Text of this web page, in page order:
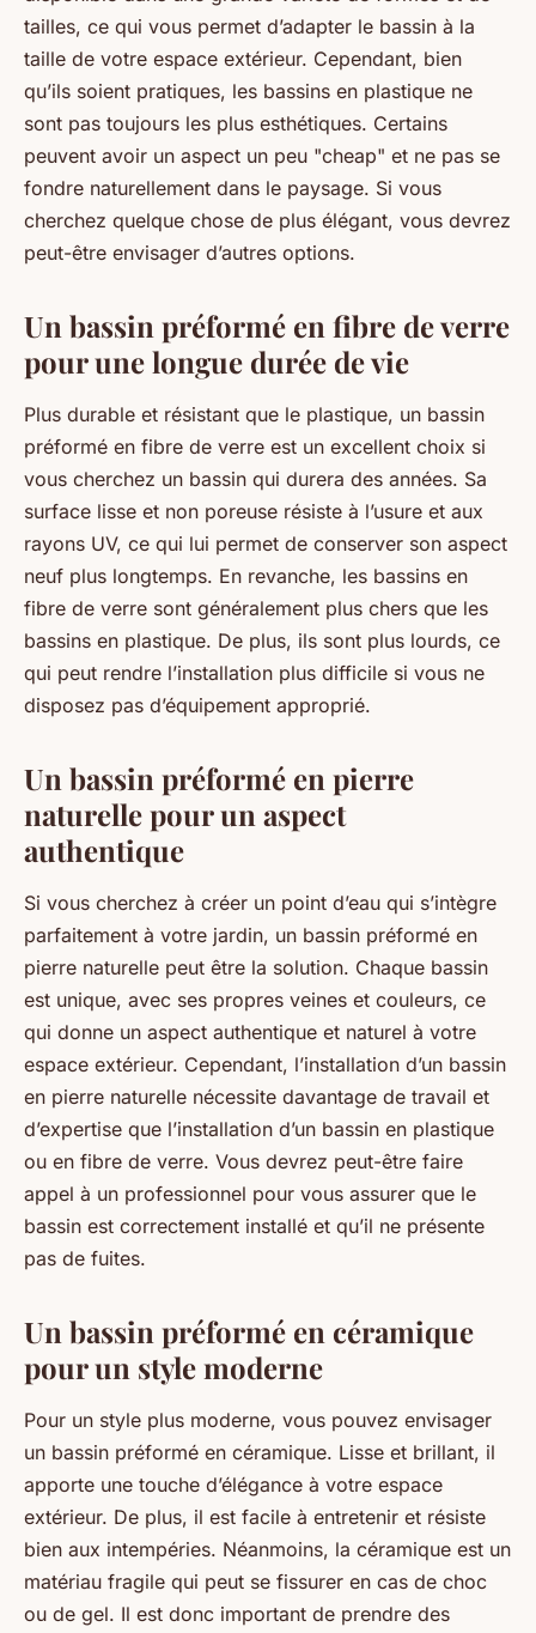
tailles, ce qui vous permet d’adapter le bassin à la
taille de votre espace extérieur. Cependant, bien
qu’ils soient pratiques, les bassins en plastique ne
sont pas toujours les plus esthétiques. Certains
peuvent avoir un aspect un peu "cheap" et ne pas se
fondre naturellement dans le paysage. Si vous
cherchez quelque chose de plus élégant, vous devrez
peut-être envisager d’autres options.
Un bassin préformé en fibre de verre
pour une longue durée de vie
Plus durable et résistant que le plastique, un bassin
préformé en fibre de verre est un excellent choix si
vous cherchez un bassin qui durera des années. Sa
surface lisse et non poreuse résiste à l’usure et aux
rayons UV, ce qui lui permet de conserver son aspect
neuf plus longtemps. En revanche, les bassins en
fibre de verre sont généralement plus chers que les
bassins en plastique. De plus, ils sont plus lourds, ce
qui peut rendre l’installation plus difficile si vous ne
disposez pas d’équipement approprié.
Un bassin préformé en pierre
naturelle pour un aspect
authentique
Si vous cherchez à créer un point d’eau qui s’intègre
parfaitement à votre jardin, un bassin préformé en
pierre naturelle peut être la solution. Chaque bassin
est unique, avec ses propres veines et couleurs, ce
qui donne un aspect authentique et naturel à votre
espace extérieur. Cependant, l’installation d’un bassin
en pierre naturelle nécessite davantage de travail et
d’expertise que l’installation d’un bassin en plastique
ou en fibre de verre. Vous devrez peut-être faire
appel à un professionnel pour vous assurer que le
bassin est correctement installé et qu’il ne présente
pas de fuites.
Un bassin préformé en céramique
pour un style moderne
Pour un style plus moderne, vous pouvez envisager
un bassin préformé en céramique. Lisse et brillant, il
apporte une touche d’élégance à votre espace
extérieur. De plus, il est facile à entretenir et résiste
bien aux intempéries. Néanmoins, la céramique est un
matériau fragile qui peut se fissurer en cas de choc
ou de gel. Il est donc important de prendre des